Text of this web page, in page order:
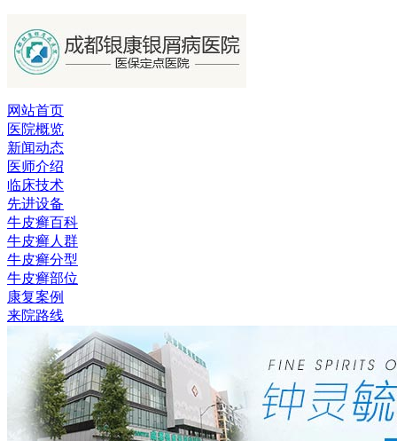
网站首页
医院概览
新闻动态
医师介绍
临床技术
先进设备
牛皮癣百科
牛皮癣人群
牛皮癣分型
牛皮癣部位
康复案例
来院路线